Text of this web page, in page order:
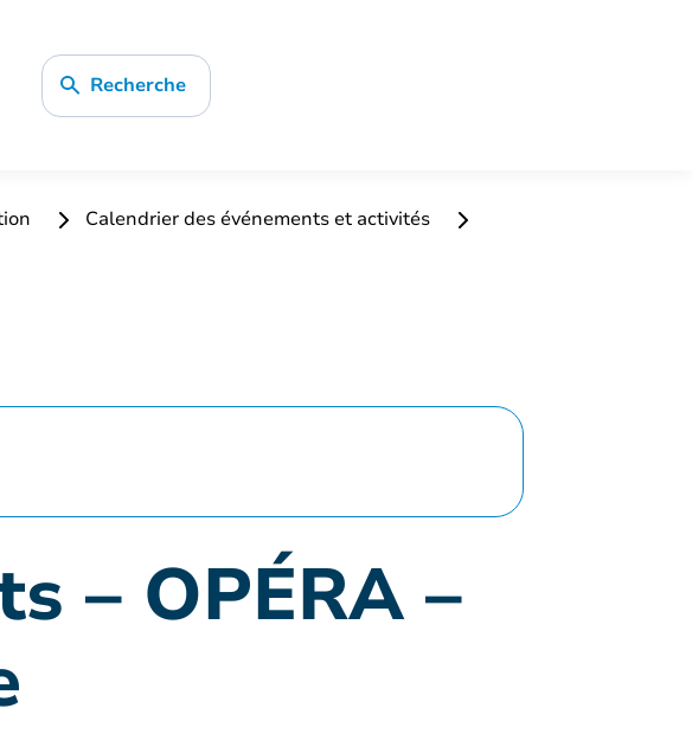
Recherche
Calendrier des événements et activités
– OPÉRA –